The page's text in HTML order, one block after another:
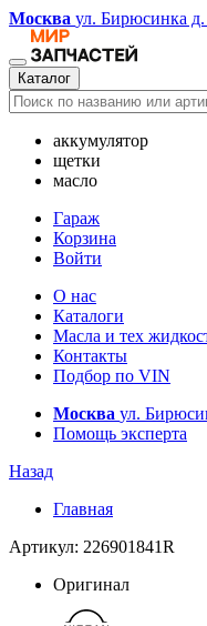
Москва ул. Бирюсинка д.
Каталог
аккумулятор
щетки
масло
Гараж
Корзина
Войти
О нас
Каталоги
Масла и тех
Контакты
Подбор по VIN
Москва ул.
Помощь эксперта
Назад
Главная
Артикул: 226901841R
Оригинал